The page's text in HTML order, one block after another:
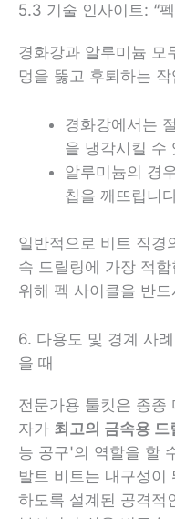
5.3 기술 인사이트: “
경화강과 알루미늄 모
멍을 뚫고 후퇴하는
경화강에서는
을 냉각시킬 수
알루미늄의 경
칩을 깨뜨립니
일반적으로 비트 직경
속 드릴링에 가장 적
위해 펙 사이클을 반
6. 다용도 및 경계 사
을 때
전문가용 툴킷은 종종
자가 최고의 금속용 드
능 공구'의 역할을 할
발트 비트는 내구성이
하도록 설계된 공격적